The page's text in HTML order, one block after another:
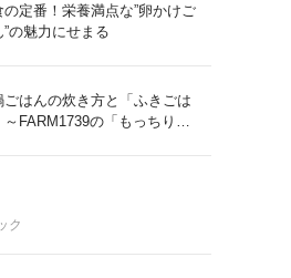
の定番！栄養満点な”卵かけご
”の魅力にせまる
ごはんの炊き方と「ふきごは
～FARM1739の「もっちりコ
ク